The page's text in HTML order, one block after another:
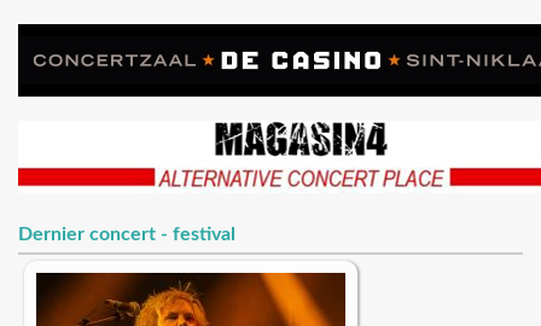
Dernier concert - festival